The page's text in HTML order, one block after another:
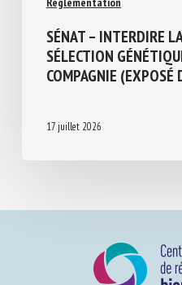
LA SÉLECTION
DE COMPAGNIE